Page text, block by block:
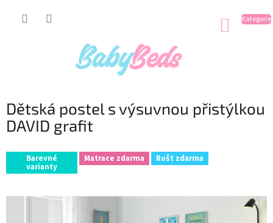
Dětská postel s výsuvnou přistýlkou
DAVID grafit
Barevné
varianty
Matrace zdarma Rošt zdarma